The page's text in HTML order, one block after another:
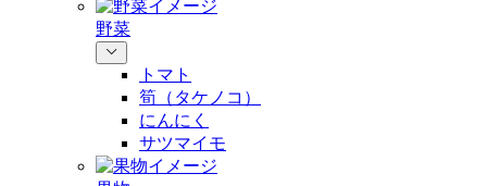
野菜
トマト
筍（タケノコ）
にんにく
サツマイモ